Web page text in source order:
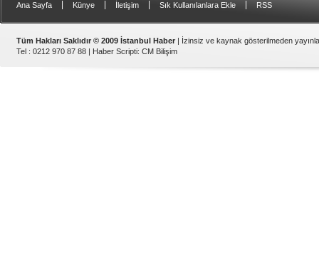
Ana Sayfa Künye İletişim Sık Kullanılanlara Ekle RSS
Tüm Hakları Saklıdır © 2009 İstanbul Haber | İzinsiz ve kaynak gösterilmeden
Tel : 0212 970 87 88 | Haber Scripti: CM Bilişim